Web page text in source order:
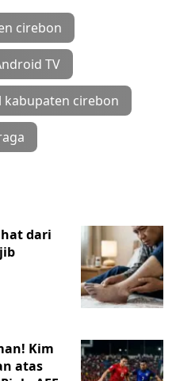
cirebon
TV
kabupaten cirebon
dari
Kim
atas